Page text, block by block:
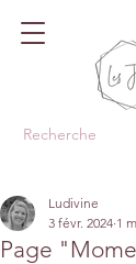
Page
Ludivine
3 févr. 2024 1